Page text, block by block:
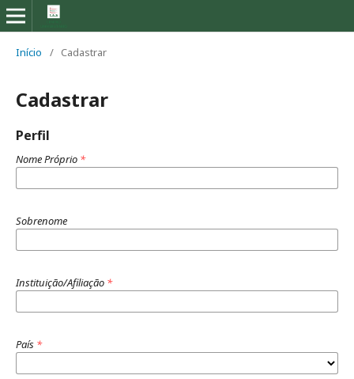
Início / Cadastrar
Cadastrar
Perfil
Nome Próprio *
Sobrenome
Instituição/Afiliação *
País *